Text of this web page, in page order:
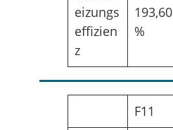
eizungs
effizien
z
193,60
%
F11